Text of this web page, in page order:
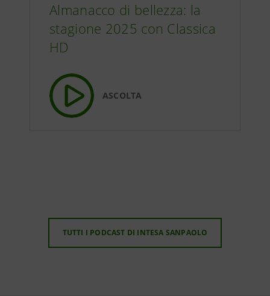
Almanacco di bellezza: la
stagione 2025 con Classica
HD
ASCOLTA
TUTTI I PODCAST DI INTESA SANPAOLO